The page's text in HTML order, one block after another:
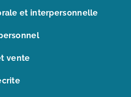
et interpersonnelle
vente